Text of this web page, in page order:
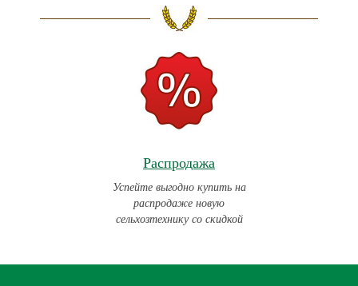
Распродажа
Успейте выгодно купить на
распродаже новую
сельхозтехнику со скидкой